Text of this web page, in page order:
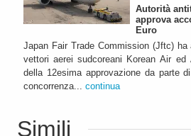
Autorità
approva
Euro
Japan Fair Trade Commission (Jftc)
vettori aerei sudcoreani Korean Air
della 12esima approvazione da parte
concorrenza... continua
Simili